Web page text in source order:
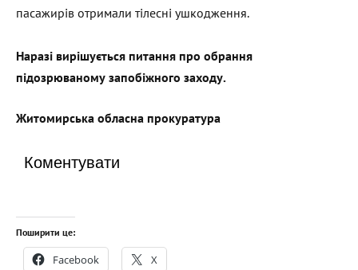
пасажирів отримали тілесні ушкодження.
Наразі вирішується питання про обрання
підозрюваному запобіжного заходу.
Житомирська обласна прокуратура
Коментувати
Поширити це:
Facebook X